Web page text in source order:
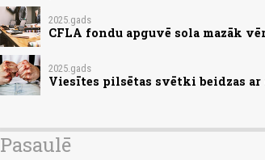
2025.gads
CFLA fondu apguvē sola mazāk
2025.gads
Viesītes pilsētas svētki beidzas
Pasaulē